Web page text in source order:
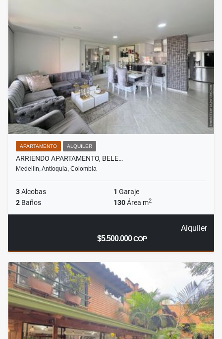
APARTAMENTO ALQUILER
ARRIENDO APARTAMENTO, BELE…
Medellín, Antioquia, Colombia
3Alcobas 1 Garaje
2 Baños 130Área m2
Alquiler
$5.500.000COP